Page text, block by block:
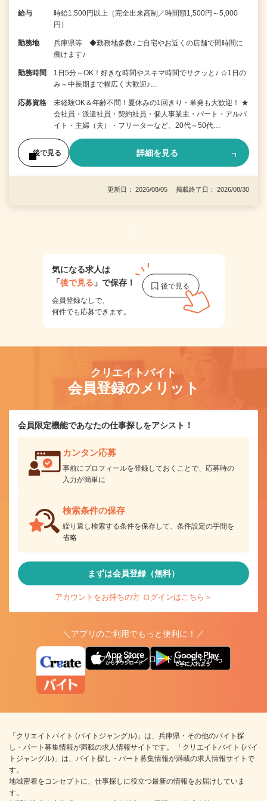
給与
時給1,500円以上（完全出来高制／時間額1,500円～5,000
円）
勤務地
兵庫県等 ◆勤務地多数♪ご自宅やお近くの店舗で間時間に
働けます♪
勤務時間
1日5分～OK！好きな時間やスキマ時間でサクッと♪ ☆1日の
み～中長期まで幅広く大歓迎♪…
応募資格
未経験OK＆年齢不問！夏休みの1回きり・単発も大歓迎！ ★
会社員・派遣社員・契約社員・個人事業主・パート・アルバ
イト・主婦（夫）・フリーターなど、20代～50代…
後で見る 詳細を見る
更新日： 2026/08/05 掲載終了日： 2026/08/30
1
気になる求人は
「後で見る 」で保存！
会員登録なしで、
何件でも応募できます。
クリエイトバイト
会員登録のメリット
会員限定機能であなたの仕事探しをアシスト！
カンタン応募
事前にプロフィールを登録しておくことで、応募時の
入力が簡単に
検索条件の保存
繰り返し検索する条件を保存して、条件設定の手間を
省略
まずは会員登録（無料）
アカウントをお持ちの方 ログインはこちら＞
＼アプリのご利用でもっと便利に！／
アプリ版ダウンロードはこちらから
「クリエイトバイト (バイトジャングル)」は、兵庫県・その他のバイト探
し・パート募集情報が満載の求人情報サイトです。 「クリエイトバイト (バイ
トジャングル)」は、バイト探し・パート募集情報が満載の求人情報サイトで
す。
地域密着をコンセプトに、仕事探しに役立つ最新の情報をお届けしていま
す。